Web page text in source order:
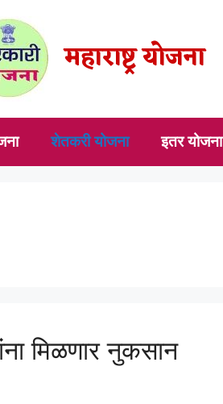
महाराष्ट्र योजना
शेतकरी योजना इतर योजना
मिळणार नुकसान